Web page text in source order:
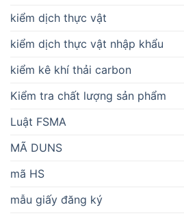
kiểm dịch thực vật
kiểm dịch thực vật nhập khẩu
kiểm kê khí thải carbon
Kiểm tra chất lượng sản phẩm
Luật FSMA
MÃ DUNS
mã HS
mẫu giấy đăng ký